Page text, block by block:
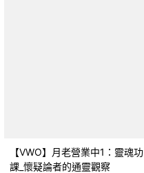
【VWO】月老營業中1：靈魂功
課_懷疑論者的通靈觀察